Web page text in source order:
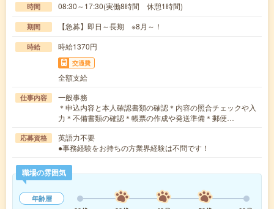
時間 08:30～17:30(実働8時間 休憩1時間)
期間 【急募】即日～長期 ※8月～！
時給 時給1370円
交通費
全額支給
仕事内容
一般事務
＊申込内容と本人確認書類の確認＊内容の照合チェックや入
力＊不備書類の確認＊帳票の作成や発送準備＊郵便…
応募資格
英語力不要
●事務経験をお持ちの方業界経験は不問です！
職場の雰囲気
年齢層